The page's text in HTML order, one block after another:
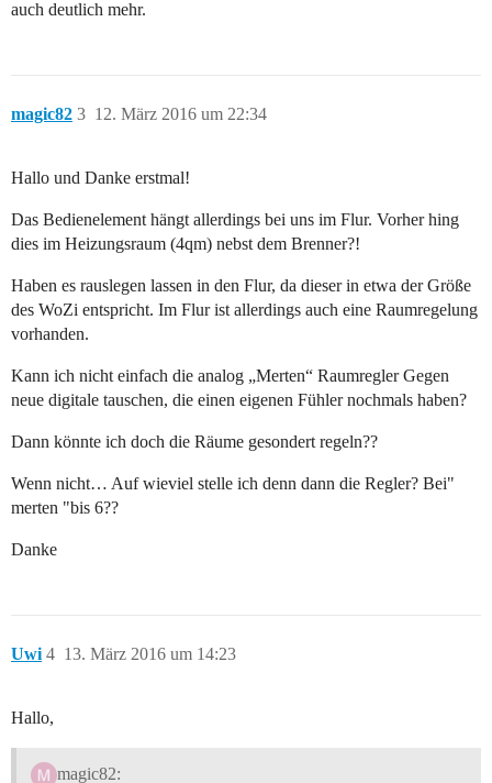
auch deutlich mehr.
magic82 12. März 2016 um 22:34
3
Hallo und Danke erstmal!
Das Bedienelement hängt allerdings bei uns im Flur. Vorher hing
dies im Heizungsraum (4qm) nebst dem Brenner?!
Haben es rauslegen lassen in den Flur, da dieser in etwa der Größe
des WoZi entspricht. Im Flur ist allerdings auch eine Raumregelung
vorhanden.
Kann ich nicht einfach die analog „Merten“ Raumregler Gegen
neue digitale tauschen, die einen eigenen Fühler nochmals haben?
Dann könnte ich doch die Räume gesondert regeln??
Wenn nicht… Auf wieviel stelle ich denn dann die Regler? Bei"
merten "bis 6??
Danke
Uwi 13. März 2016 um 14:23
4
Hallo,
magic82: